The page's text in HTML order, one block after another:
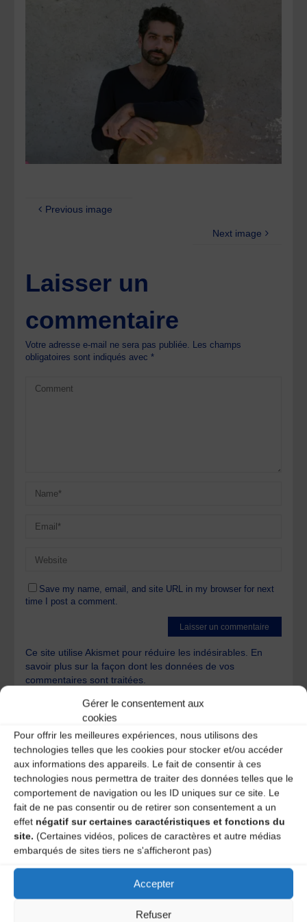
Gérer le consentement aux
cookies
Pour offrir les meilleures expériences, nous utilisons des
technologies telles que les cookies pour stocker et/ou accéder
aux informations des appareils. Le fait de consentir à ces
technologies nous permettra de traiter des données telles que le
comportement de navigation ou les ID uniques sur ce site. Le
fait de ne pas consentir ou de retirer son consentement a un
effet négatif sur certaines caractéristiques et fonctions du
site. (Certaines vidéos, polices de caractères et autre médias
embarqués de sites tiers ne s'afficheront pas)
Accepter
Refuser
Previous image
Next image
Laisser un
commentaire
Votre adresse e-mail ne sera pas publiée.
Les champs
obligatoires sont indiqués avec*
Save my name, email, and site URL in my browser for next
time I post a comment.
Ce site utilise Akismet pour réduire les indésirables. En
savoir plus sur la façon dont les données de vos
commentaires sont traitées
A DECOUVRIR :